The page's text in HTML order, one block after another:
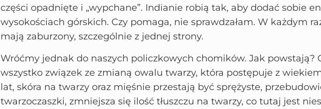
części opadnięte i „wypchane”. Indianie robią tak, aby dodać sobie
wysokościach górskich. Czy pomaga, nie sprawdzałam. W każdym
mają zaburzony, szczególnie z jednej strony.
Wróćmy jednak do naszych policzkowych chomików. Jak powstają?
wszystko związek ze zmianą owalu twarzy, która postępuje z
lat, skóra na twarzy oraz mięśnie przestają być sprężyste,
twarzoczaszki, zmniejsza się ilość tłuszczu na twarzy, co tutaj jest